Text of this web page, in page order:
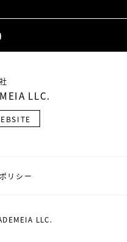
LLC.
LLC.
リシー